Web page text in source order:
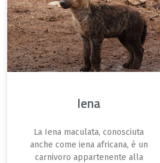
Iena
La Iena maculata, conosciuta
anche come iena africana, è un
carnivoro appartenente alla